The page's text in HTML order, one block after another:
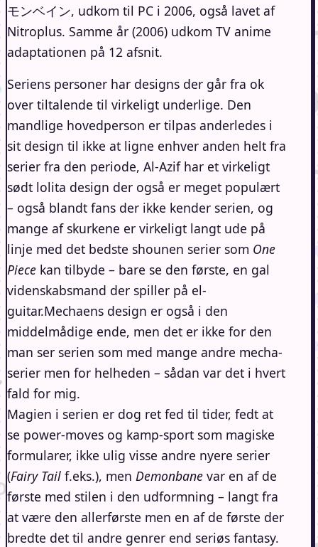
モンベイン, udkom til PC i 2006, også lavet af
Nitroplus. Samme år (2006) udkom TV anime
adaptationen på 12 afsnit.
Seriens personer har designs der går fra ok
over tiltalende til virkeligt underlige. Den
mandlige hovedperson er tilpas anderledes i
sit design til ikke at ligne enhver anden helt fra
serier fra den periode, Al-Azif har et virkeligt
sødt lolita design der også er meget populært
– også blandt fans der ikke kender serien, og
mange af skurkene er virkeligt langt ude på
linje med det bedste shounen serier som One
Piece kan tilbyde – bare se den første, en gal
videnskabsmand der spiller på el-
guitar.Mechaens design er også i den
middelmådige ende, men det er ikke for den
man ser serien som med mange andre mecha-
serier men for helheden – sådan var det i hvert
fald for mig.
Magien i serien er dog ret fed til tider, fedt at
se power-moves og kamp-sport som magiske
formularer, ikke ulig visse andre nyere serier
(Fairy Tail f.eks.), men Demonbane var en af de
første med stilen i den udformning – langt fra
at være den allerførste men en af de første der
bredte det til andre genrer end seriøs fantasy.